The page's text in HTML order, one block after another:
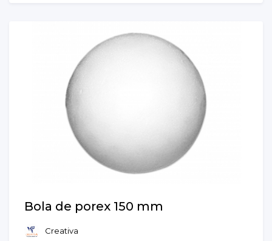
Bola de porex 150 mm
Creativa